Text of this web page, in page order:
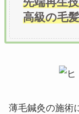
高級の毛
薄毛鍼灸の施術